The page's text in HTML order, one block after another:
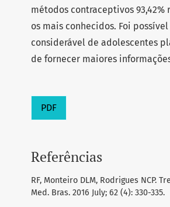
métodos contraceptivos
os mais conhecidos. Foi
considerável de adolescentes
de fornecer maiores
PDF
Referências
RF, Monteiro DLM, Rodrigues NCP.
Med. Bras. 2016 July; 62 (4): 330-335.